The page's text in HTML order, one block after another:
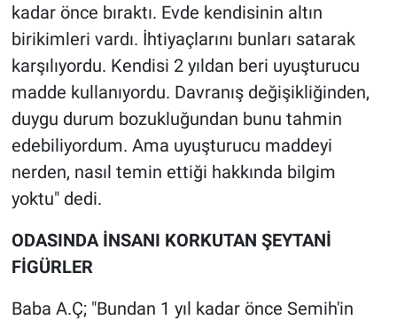
kadar önce bıraktı. Evde kendisinin altın
birikimleri vardı. İhtiyaçlarını bunları satarak
karşılıyordu. Kendisi 2 yıldan beri uyuşturucu
madde kullanıyordu. Davranış değişikliğinden,
duygu durum bozukluğundan bunu tahmin
edebiliyordum. Ama uyuşturucu maddeyi
nerden, nasıl temin ettiği hakkında bilgim
yoktu" dedi.
ODASINDA İNSANI KORKUTAN ŞEYTANİ
FİGÜRLER
Baba A.Ç; "Bundan 1 yıl kadar önce Semih'in